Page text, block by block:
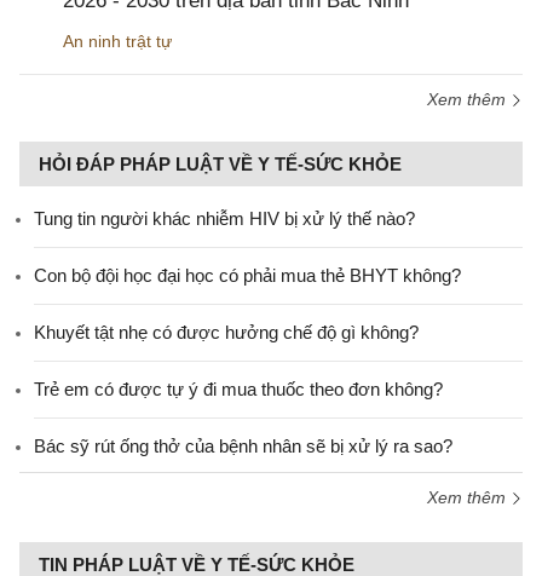
An ninh trật tự
Xem thêm
HỎI ĐÁP PHÁP LUẬT VỀ Y TẾ-SỨC KHỎE
Tung tin người khác nhiễm HIV bị xử lý thế nào?
Con bộ đội học đại học có phải mua thẻ BHYT không?
Khuyết tật nhẹ có được hưởng chế độ gì không?
Trẻ em có được tự ý đi mua thuốc theo đơn không?
Bác sỹ rút ống thở của bệnh nhân sẽ bị xử lý ra sao?
Xem thêm
TIN PHÁP LUẬT VỀ Y TẾ-SỨC KHỎE